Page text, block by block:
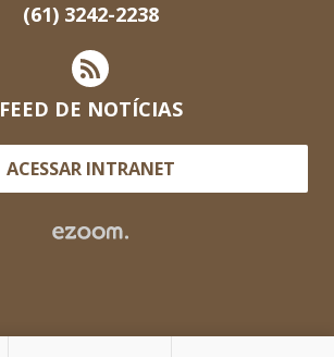
(61) 3242-2238
FEED DE NOTÍCIAS
ACESSAR INTRANET